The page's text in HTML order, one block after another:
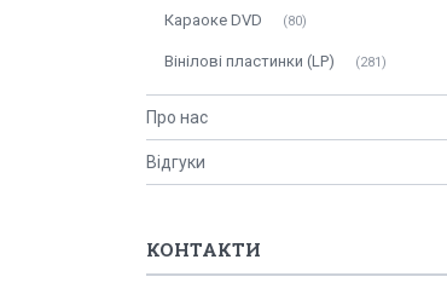
Караоке DVD 80
Вінілові пластинки (LP) 281
Про нас
Відгуки
КОНТАКТИ